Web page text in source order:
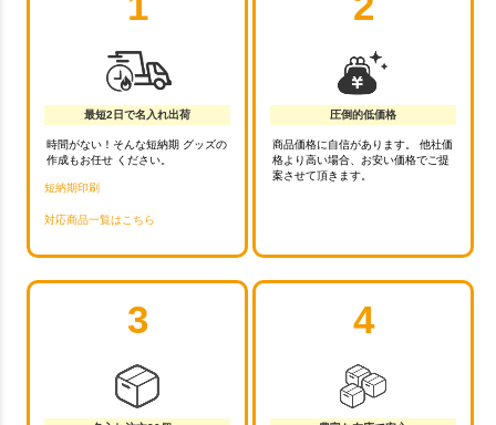
最短2日で名入れ出荷
時間がない！そんな短納期 グッズの
作成もお任せ ください。
短納期印刷
対応商品一覧はこちら
圧倒的低価格
商品価格に自信があります。 他社価
格より高い場合、お安い価格でご提
案させて頂きます。
3 4